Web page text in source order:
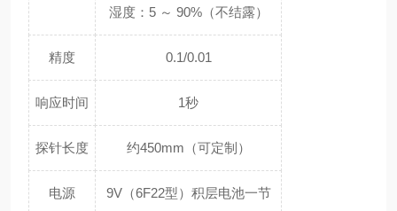
湿度：5 ～ 90%（不结露）
精度 0.1/0.01
响应时间 1秒
探针长度 约450mm（可定制）
电源 9V（6F22型）积层电池一节